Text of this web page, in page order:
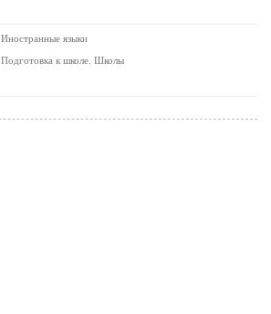
Иностранные языки
Подготовка к школе. Школы